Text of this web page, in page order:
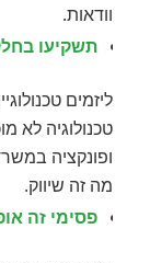
וודאות.
תשקיעו
ליזמים
טכנולוגיה לא
ופונקציה
מה זה שיווק.
פסימי זה